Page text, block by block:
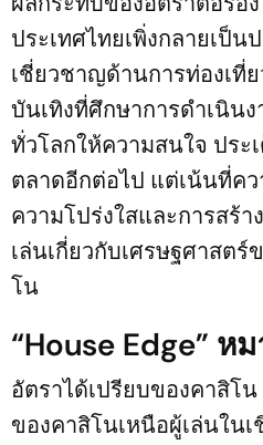
ประเทศไทยเพิ่งกลายเป็น
เชี่ยวชาญด้านการท่องเที่
บันเทิงที่ศึกษาการดำเนิน
ทั่วโลกให้ความสนใจ ประ
ตลาดอีกต่อไป แต่เน้นที่คว
ความโปร่งใสและการสร้
เล่นเกี่ยวกับเศรษฐศาสต
โน
“House Edge” หม
อัตราได้เปรียบของคาสิโ
ของคาสิโนเหนือผู้เล่นใน